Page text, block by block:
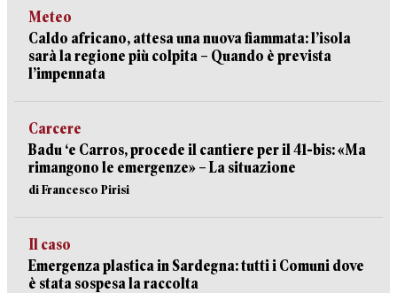
Meteo
Caldo africano, attesa una nuova fiammata: l’isola
sarà la regione più colpita – Quando è prevista
l’impennata
Carcere
Badu ‘e Carros, procede il cantiere per il 41-bis: «Ma
rimangono le emergenze» – La situazione
di Francesco Pirisi
Il caso
Emergenza plastica in Sardegna: tutti i Comuni dove
è stata sospesa la raccolta